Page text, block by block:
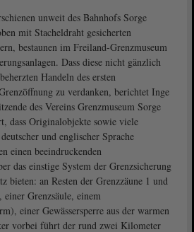
unweit des Bahnhofs Sorge
mit Stacheldraht gesicherten
bestaunen im Freiland-Grenzmuseum
Dass diese nicht gänzlich
Handeln des ersten
zu verdanken, berichtet Inge
des Vereins Grenzmuseum Sorge
dass Originalobjekte sowie viele
und englischer Sprache
einen beeindruckenden
das einstige System der Grenzsicherung
bieten: an Resten der Grenzzäune 1 und
Grenzsäule, einem
einer Gewässersperre aus der warmen
vorbei führt der rund zwei Kilometer